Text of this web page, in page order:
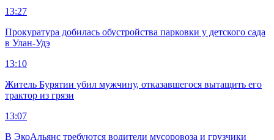
13:27
Прокуратура добилась обустройства парковки у детского сада
в Улан-Удэ
13:10
Житель Бурятии убил мужчину, отказавшегося вытащить его
трактор из грязи
13:07
В ЭкоАльянс требуются водители мусоровоза и грузчики